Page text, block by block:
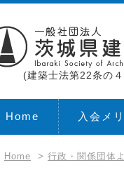
(建築士法第22条の
Home 入会メ
Home > 行政・関係団体